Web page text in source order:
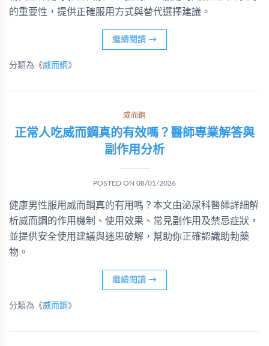
的重要性，提供正確服用方式與替代選擇建議。
繼續閱讀 →
分類為《威而鋼 》
威而鋼
正常人吃威而鋼真的有效嗎？醫師專業解答與
副作用分析
POSTED ON 08/01/2026
健康男性服用威而鋼真的有用嗎？本文由泌尿科醫師詳細解
析威而鋼的作用機制、使用效果、常見副作用及禁忌症狀，
並提供安全使用建議與迷思破解，幫助你正確認識助勃藥
物。
繼續閱讀 →
分類為《威而鋼 》